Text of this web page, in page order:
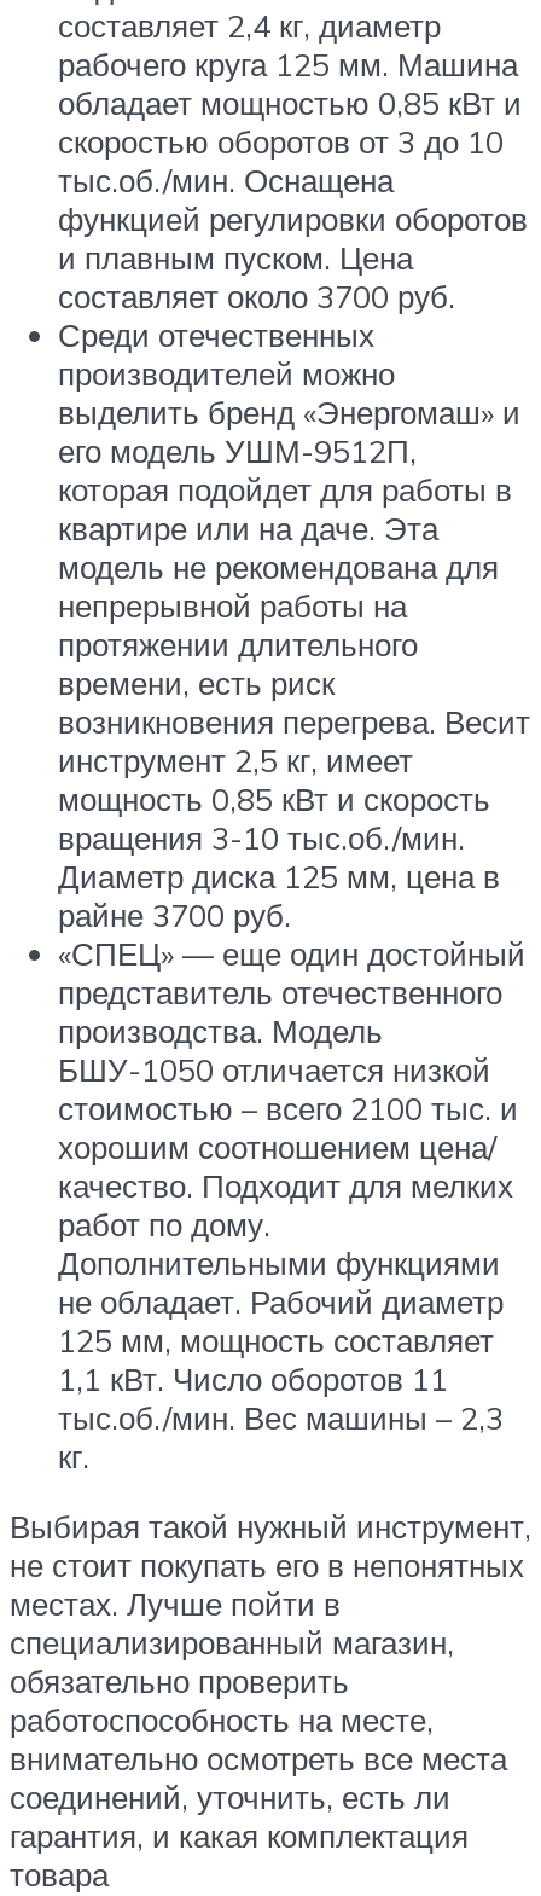
составляет 2,4 кг, диаметр
рабочего круга 125 мм. Машина
обладает мощностью 0,85 кВт и
скоростью оборотов от 3 до 10
тыс.об./мин. Оснащена
функцией регулировки оборотов
и плавным пуском. Цена
составляет около 3700 руб.
Среди отечественных
производителей можно
выделить бренд «Энергомаш» и
его модель УШМ-9512П,
которая подойдет для работы в
квартире или на даче. Эта
модель не рекомендована для
непрерывной работы на
протяжении длительного
времени, есть риск
возникновения перегрева. Весит
инструмент 2,5 кг, имеет
мощность 0,85 кВт и скорость
вращения 3-10 тыс.об./мин.
Диаметр диска 125 мм, цена в
райне 3700 руб.
«СПЕЦ» — еще один достойный
представитель отечественного
производства. Модель
БШУ-1050 отличается низкой
стоимостью – всего 2100 тыс. и
хорошим соотношением цена/
качество. Подходит для мелких
работ по дому.
Дополнительными функциями
не обладает. Рабочий диаметр
125 мм, мощность составляет
1,1 кВт. Число оборотов 11
тыс.об./мин. Вес машины – 2,3
кг.
Выбирая такой нужный инструмент,
не стоит покупать его в непонятных
местах. Лучше пойти в
специализированный магазин,
обязательно проверить
работоспособность на месте,
внимательно осмотреть все места
соединений, уточнить, есть ли
гарантия, и какая комплектация
товара